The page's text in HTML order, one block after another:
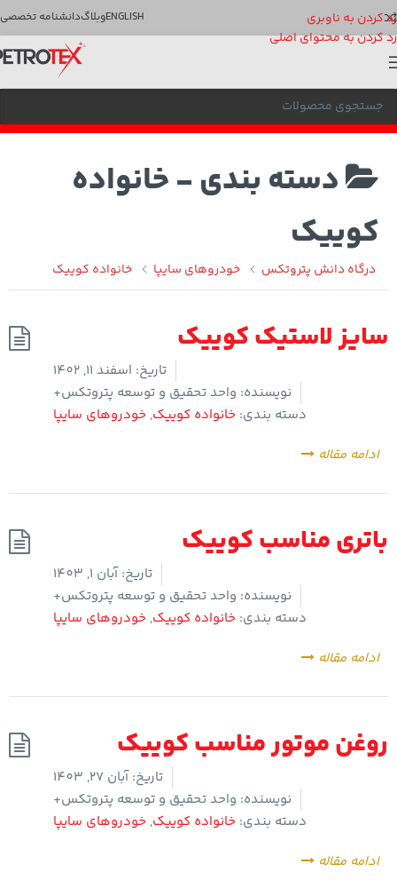
رد کردن به ناوبری
رد کردن به محتوای اصلی
ENGLISHوبلاگدانشنامه تخصصی
دسته بندی -خانواده
کوییک
درگاه دانش پتروتکس خودروهای سایپا خانواده کوییک
سایز لاستیک کوییک
تاریخ: اسفند 11, 1402
نویسنده: واحد تحقیق و توسعه پتروتکس+
دسته بندی: خانواده کوییک, خودروهای سایپا
ادامه مقاله
باتری مناسب کوییک
تاریخ: آبان 1, 1403
نویسنده: واحد تحقیق و توسعه پتروتکس+
دسته بندی: خانواده کوییک, خودروهای سایپا
ادامه مقاله
روغن موتور مناسب کوییک
تاریخ: آبان 27, 1403
نویسنده: واحد تحقیق و توسعه پتروتکس+
دسته بندی: خانواده کوییک, خودروهای سایپا
ادامه مقاله